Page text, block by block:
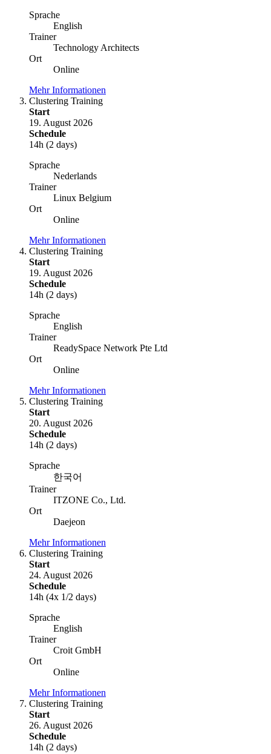
Sprache
English
Trainer
Technology Architects
Ort
Online
Mehr Informationen
Clustering Training
Start
19. August 2026
Schedule
14h (2 days)
Sprache
Nederlands
Trainer
Linux Belgium
Ort
Online
Mehr Informationen
Clustering Training
Start
19. August 2026
Schedule
14h (2 days)
Sprache
English
Trainer
ReadySpace Network Pte Ltd
Ort
Online
Mehr Informationen
Clustering Training
Start
20. August 2026
Schedule
14h (2 days)
Sprache
한국어
Trainer
ITZONE Co., Ltd.
Ort
Daejeon
Mehr Informationen
Clustering Training
Start
24. August 2026
Schedule
14h (4x 1/2 days)
Sprache
English
Trainer
Croit GmbH
Ort
Online
Mehr Informationen
Clustering Training
Start
26. August 2026
Schedule
14h (2 days)